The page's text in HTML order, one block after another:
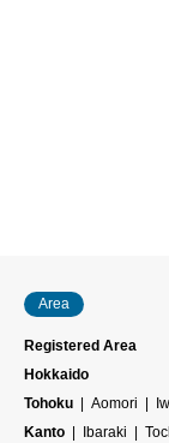
Area
Registered Area
Hokkaido
Tohoku
Aomori
Kanto
Ibaraki